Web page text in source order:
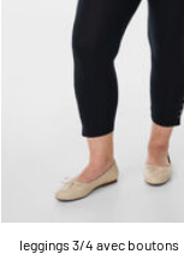
leggings 3/4 avec boutons